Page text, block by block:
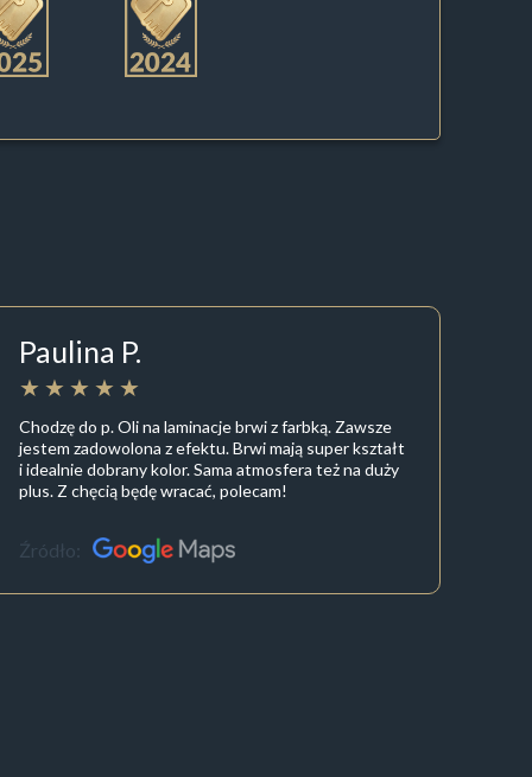
Paulina P.
Chodzę do p. Oli na laminacje brwi z farbką. Zawsze
jestem zadowolona z efektu. Brwi mają super kształt
i idealnie dobrany kolor. Sama atmosfera też na duży
plus. Z chęcią będę wracać, polecam!
Źródło: